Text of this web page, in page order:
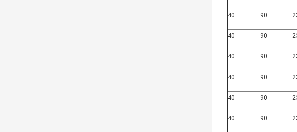
40 90
40 90
40 90
40 90
40 90
40 90